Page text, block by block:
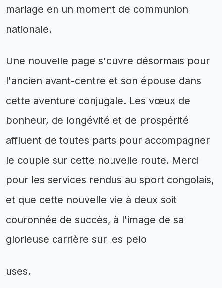
mariage en un moment de communion
nationale.
Une nouvelle page s'ouvre désormais pour
l'ancien avant-centre et son épouse dans
cette aventure conjugale. Les vœux de
bonheur, de longévité et de prospérité
affluent de toutes parts pour accompagner
le couple sur cette nouvelle route. Merci
pour les services rendus au sport congolais,
et que cette nouvelle vie à deux soit
couronnée de succès, à l'image de sa
glorieuse carrière sur les pelo
uses.